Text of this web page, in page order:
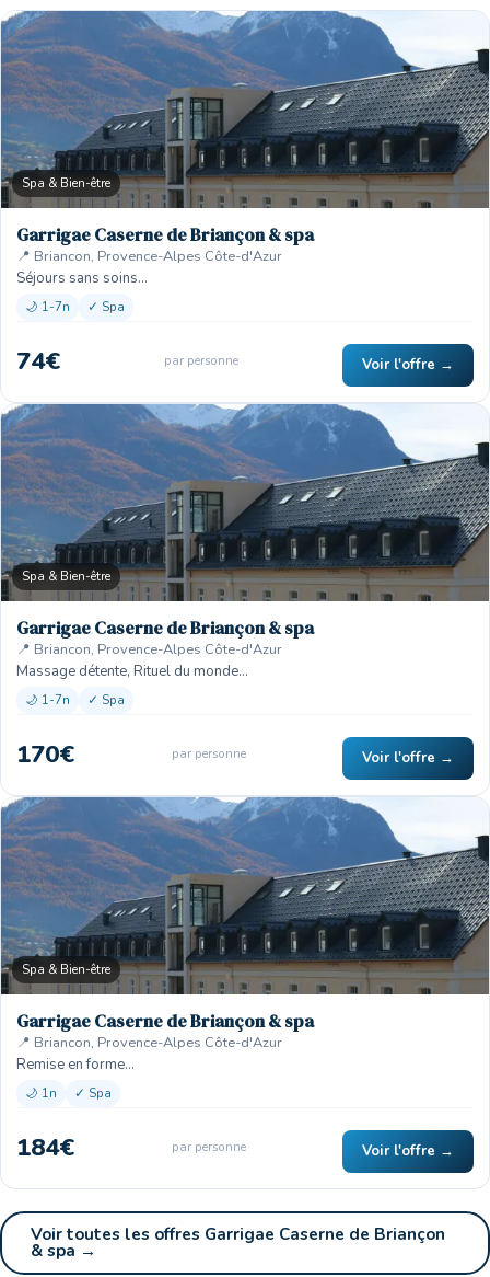
Spa & Bien-être
Garrigae Caserne de Briançon & spa
📍 Briancon, Provence-Alpes Côte-d'Azur
Séjours sans soins…
🌙 1-7n ✓ Spa
74€ par personne Voir l'offre →
Spa & Bien-être
Garrigae Caserne de Briançon & spa
📍 Briancon, Provence-Alpes Côte-d'Azur
Massage détente, Rituel du monde…
🌙 1-7n ✓ Spa
170€ par personne Voir l'offre →
Spa & Bien-être
Garrigae Caserne de Briançon & spa
📍 Briancon, Provence-Alpes Côte-d'Azur
Remise en forme…
🌙 1n ✓ Spa
184€ par personne Voir l'offre →
Voir toutes les offres Garrigae Caserne de Briançon
& spa →